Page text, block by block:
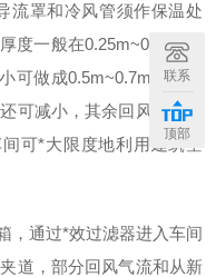
流罩和冷风管须作保温处
度一般在0.25m~0.35m考
小可做成0.5m~0.7m。当选
可减小，其余回风夹道的
间可*大限度地利用建筑空
，通过*效过滤器进入车间
道，部分回风气流和从新
联系
顶部